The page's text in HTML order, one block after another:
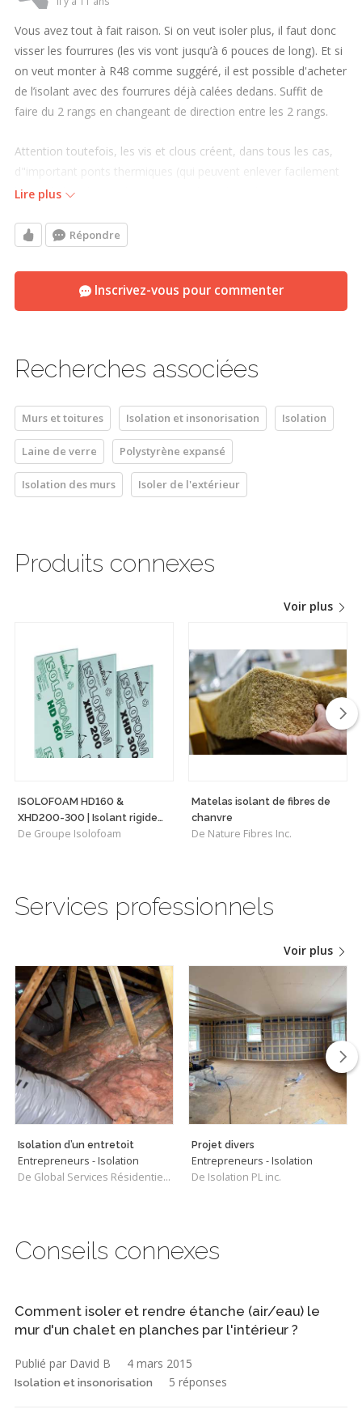
Vous avez tout à fait raison. Si on veut isoler plus, il faut donc
visser les fourrures (les vis vont jusqu’à 6 pouces de long). Et si
on veut monter à R48 comme suggéré, il est possible d'acheter
de l’isolant avec des fourrures déjà calées dedans. Suffit de
faire du 2 rangs en changeant de direction entre les 2 rangs.
Attention toutefois, les vis et clous créent, dans tous les cas,
d"important ponts thermiques (qui peuvent enlever facilement
le 1/4 de la valeur isolantes). L'idéal est donc de mettre une 2e
les fourrures. Nous pouvons faire la modalisations des murs
http://www.ecohabitation.com/efficacite-energetique/docteur-
Lire plus
Répondre
Inscrivez-vous pour commenter
Recherches associées
Murs et toitures Isolation et insonorisation Isolation
Laine de verre Polystyrène expansé
Isolation des murs Isoler de l'extérieur
Produits connexes
Voir plus
ISOLOFOAM HD160 &
XHD200-300 | Isolant rigide
haute densité polyvalent
De Groupe Isolofoam
Matelas isolant de fibres de
chanvre
De Nature Fibres Inc.
Services professionnels
Voir plus
Isolation d’un entretoit
Entrepreneurs - Isolation
De Global Services Résidentiels Rive-Sud
Projet divers
Entrepreneurs - Isolation
De Isolation PL inc.
Conseils connexes
Comment isoler et rendre étanche (air/eau) le
mur d'un chalet en planches par l'intérieur ?
Publié par David B 4 mars 2015
Isolation et insonorisation 5 réponses